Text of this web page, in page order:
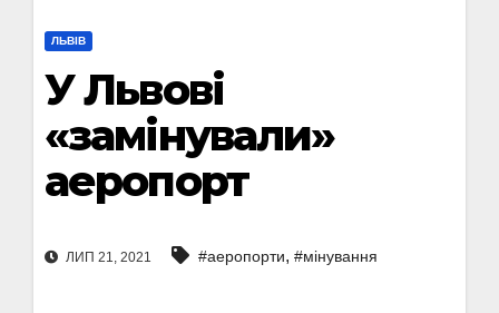
ЛЬВІВ
У Львові
«замінували»
аеропорт
ЛИП 21, 2021 #аеропорти, #мінування